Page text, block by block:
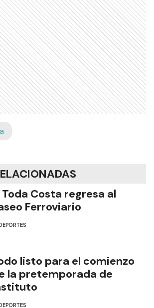
Costa regresa al
Ferroviario
listo para el comienzo
la pretemporada de